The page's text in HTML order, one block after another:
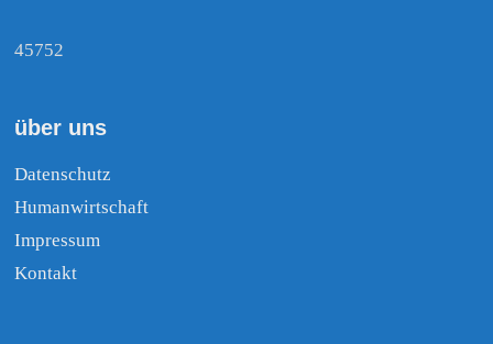
45752
über uns
Datenschutz
Humanwirtschaft
Impressum
Kontakt